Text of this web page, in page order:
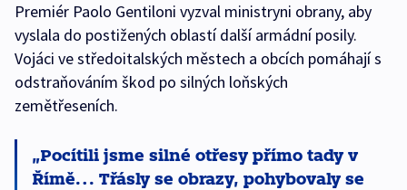
Premiér Paolo Gentiloni vyzval ministryni obrany, aby
vyslala do postižených oblastí další armádní posily.
Vojáci ve středoitalských městech a obcích pomáhají s
odstraňováním škod po silných loňských
zemětřeseních.
Pocítili jsme silné otřesy přímo tady v
Římě… Třásly se obrazy, pohybovaly se